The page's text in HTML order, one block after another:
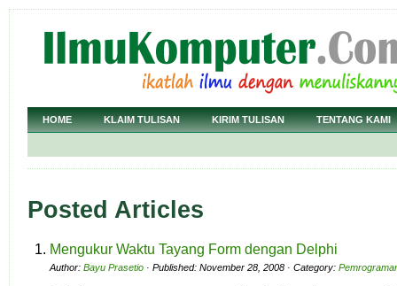
HOME KLAIM TULISAN KIRIM TULISAN TENTANG KAMI
Posted Articles
Mengukur Waktu Tayang Form dengan Delphi
Author: Bayu Prasetio · Published: November 28, 2008 · Category: